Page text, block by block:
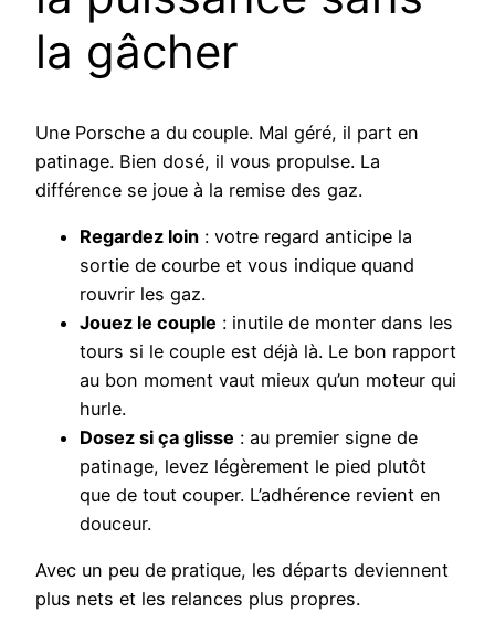
la gâcher
Une Porsche a du couple. Mal géré, il part en
patinage. Bien dosé, il vous propulse. La
différence se joue à la remise des gaz.
Regardez loin : votre regard anticipe la
sortie de courbe et vous indique quand
rouvrir les gaz.
Jouez le couple : inutile de monter dans les
tours si le couple est déjà là. Le bon rapport
au bon moment vaut mieux qu’un moteur qui
hurle.
Dosez si ça glisse : au premier signe de
patinage, levez légèrement le pied plutôt
que de tout couper. L’adhérence revient en
douceur.
Avec un peu de pratique, les départs deviennent
plus nets et les relances plus propres.